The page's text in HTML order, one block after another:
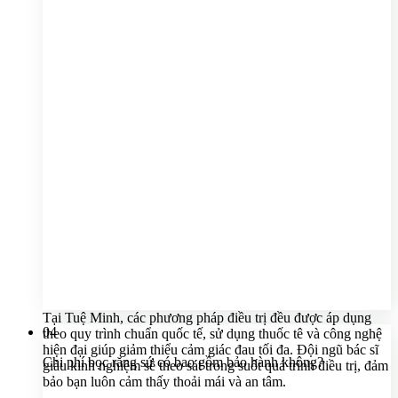
Tại Tuệ Minh, các phương pháp điều trị đều được áp dụng
theo quy trình chuẩn quốc tế, sử dụng thuốc tê và công nghệ
hiện đại giúp giảm thiểu cảm giác đau tối đa. Đội ngũ bác sĩ
giàu kinh nghiệm sẽ theo sát trong suốt quá trình điều trị, đảm
bảo bạn luôn cảm thấy thoải mái và an tâm.
04
Chi phí bọc răng sứ có bao gồm bảo hành không?